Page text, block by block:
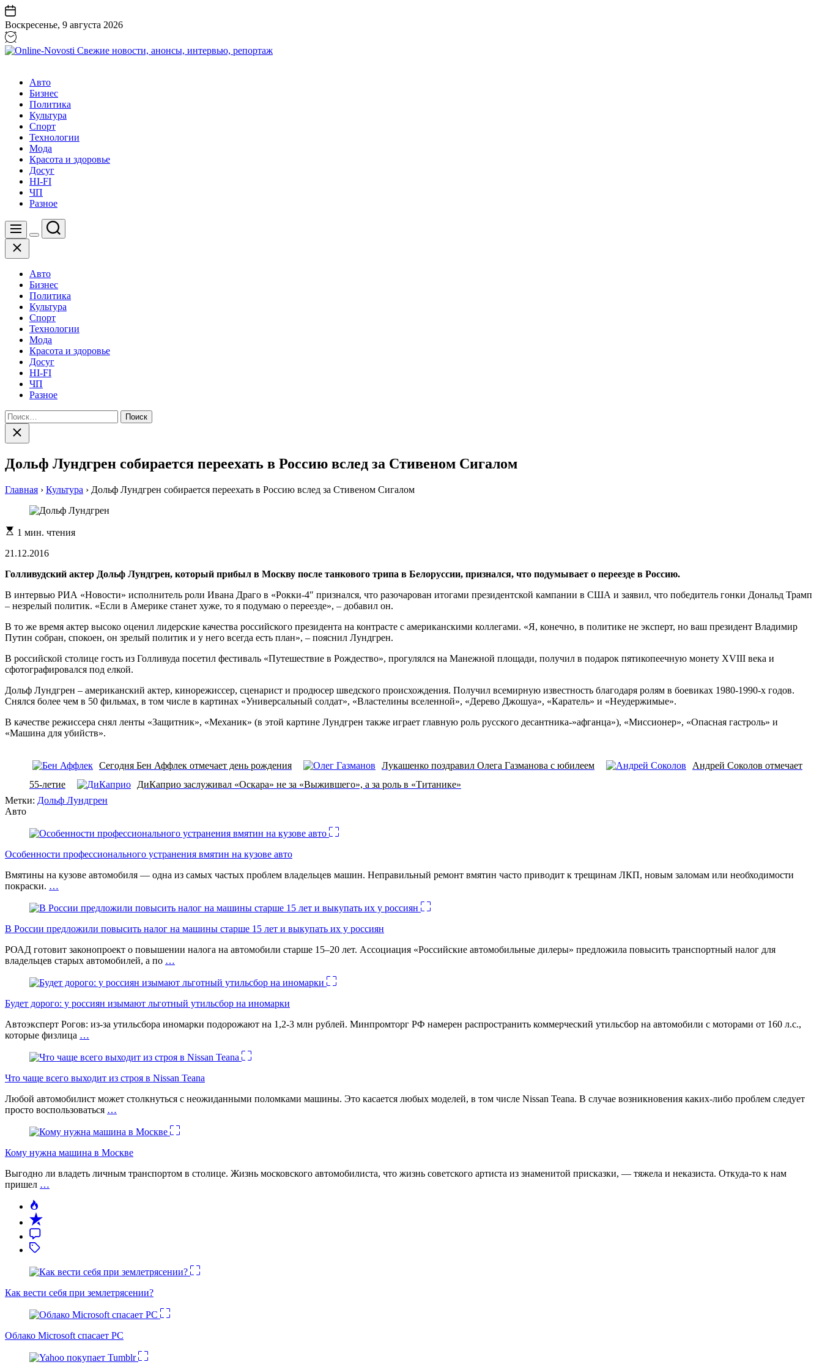
Перейти
к
содержанию
Воскресенье, 9 августа 2026
Свежие
новости,
анонсы,
интервью,
репортаж
Авто
Бизнес
Политика
Культура
Спорт
Технологии
Мода
Красота и здоровье
Досуг
HI-FI
ЧП
Разное
Меню
Цвет
Поиск
Закрыть
Авто
Бизнес
Политика
Культура
Спорт
Технологии
Мода
Красота и здоровье
Досуг
HI-FI
ЧП
Разное
Найти:
Закрыть
поиск
Дольф Лундгрен собирается переехать в Россию вслед за Стивеном Сигалом
Главная › Культура › Дольф Лундгрен собирается переехать в Россию вслед за Стивеном Сигалом
Расчетное
чтения
1 мин. чтения
21.12.2016
Голливудский актер Дольф Лундгрен, который прибыл в Москву после танкового трипа в Белоруссии, признался, что подумывает о переезде в Россию.
В интервью РИА «Новости» исполнитель роли Ивана Драго в «Рокки-4″ признался, что разочарован итогами президентской кампании в США и заявил, что победитель гонки Дональд Трамп
– незрелый политик. «Если в Америке станет хуже, то я подумаю о переезде», – добавил он.
В то же время актер высоко оценил лидерские качества российского президента на контрасте с американскими коллегами. «Я, конечно, в политике не эксперт, но ваш президент Владимир
Путин собран, спокоен, он зрелый политик и у него всегда есть план», – пояснил Лундгрен.
В российской столице гость из Голливуда посетил фестиваль «Путешествие в Рождество», прогулялся на Манежной площади, получил в подарок пятикопеечную монету XVIII века и
сфотографировался под елкой.
Дольф Лундгрен – американский актер, кинорежиссер, сценарист и продюсер шведского происхождения. Получил всемирную известность благодаря ролям в боевиках 1980-1990-х годов.
Снялся более чем в 50 фильмах, в том числе в картинах «Универсальный солдат», «Властелины вселенной», «Дерево Джошуа», «Каратель» и «Неудержимые».
В качестве режиссера снял ленты «Защитник», «Механик» (в этой картине Лундгрен также играет главную роль русского десантника-»афганца»), «Миссионер», «Опасная гастроль» и
«Машина для убийств».
Сегодня Бен Аффлек отмечает день рождения Лукашенко поздравил Олега Газманова с юбилеем
Андрей Соколов отмечает
55-летие
ДиКаприо заслуживал «Оскара» не за «Выжившего», а за роль в «Титанике»
Метки: Дольф Лундгрен
Авто
Особенности профессионального устранения вмятин на кузове авто
Вмятины на кузове автомобиля — одна из самых частых проблем владельцев машин. Неправильный ремонт вмятин часто приводит к трещинам ЛКП, новым заломам или необходимости
покраски. …
В России предложили повысить налог на машины старше 15 лет и выкупать их у россиян
РОАД готовит законопроект о повышении налога на автомобили старше 15–20 лет. Ассоциация «Российские автомобильные дилеры» предложила повысить транспортный налог для
владельцев старых автомобилей, а по …
Будет дорого: у россиян изымают льготный утильсбор на иномарки
Автоэксперт Рогов: из-за утильсбора иномарки подорожают на 1,2-3 млн рублей. Минпромторг РФ намерен распространить коммерческий утильсбор на автомобили с моторами от 160 л.с.,
которые физлица …
Что чаще всего выходит из строя в Nissan Teana
Любой автомобилист может столкнуться с неожиданными поломками машины. Это касается любых моделей, в том числе Nissan Teana. В случае возникновения каких-либо проблем следует
просто воспользоваться …
Кому нужна машина в Москве
Выгодно ли владеть личным транспортом в столице. Жизнь московского автомобилиста, что жизнь советского артиста из знаменитой присказки, — тяжела и неказиста. Откуда-то к нам
пришел …
Как вести себя при землетрясении?
Облако Microsoft спасает PC